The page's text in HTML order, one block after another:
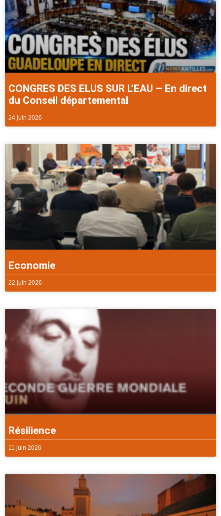
CONGRES DES ELUS SUR L’EAU – En direct
du Conseil départemental
24 juin 2026
Economie
22 juin 2026
Résilience
11 juin 2026